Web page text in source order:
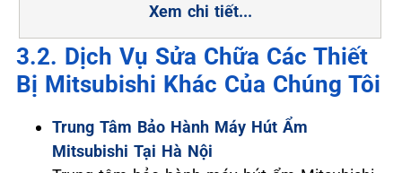
Xem chi tiết...
3.2. Dịch Vụ Sửa Chữa Các Thiết
Bị Mitsubishi Khác Của Chúng Tôi
Trung Tâm Bảo Hành Máy Hút Ẩm
Mitsubishi Tại Hà Nội